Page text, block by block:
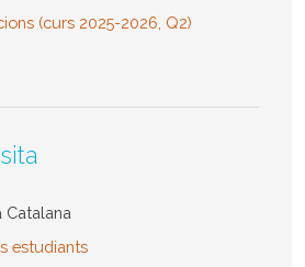
(curs 2025-2026, Q2)
Catalana
estudiants